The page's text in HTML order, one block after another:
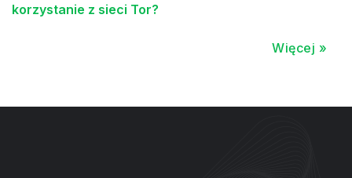
korzystanie z sieci Tor?
Więcej »